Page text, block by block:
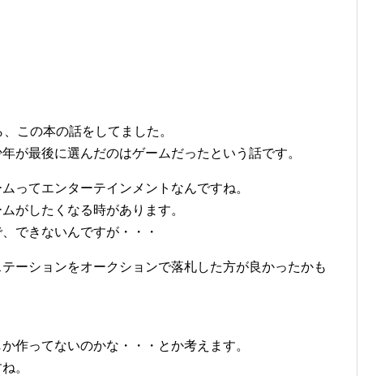
この本の話をしてました。
が最後に選んだのはゲームだったという話です。
ってエンターテインメントなんですね。
がしたくなる時があります。
できないんですが・・・
ーションをオークションで落札した方が良かったかも
作ってないのかな・・・とか考えます。
。